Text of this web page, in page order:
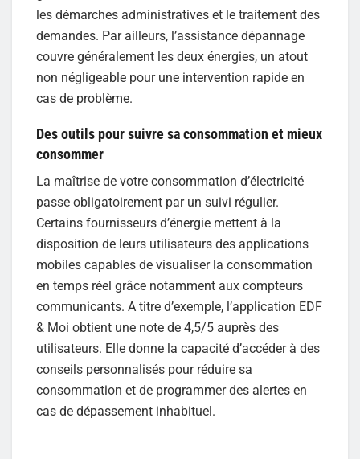
les démarches administratives et le traitement des
demandes. Par ailleurs, l’assistance dépannage
couvre généralement les deux énergies, un atout
non négligeable pour une intervention rapide en
cas de problème.
Des outils pour suivre sa consommation et mieux
consommer
La maîtrise de votre consommation d’électricité
passe obligatoirement par un suivi régulier.
Certains fournisseurs d’énergie mettent à la
disposition de leurs utilisateurs des applications
mobiles capables de visualiser la consommation
en temps réel grâce notamment aux compteurs
communicants. A titre d’exemple, l’application EDF
& Moi obtient une note de 4,5/5 auprès des
utilisateurs. Elle donne la capacité d’accéder à des
conseils personnalisés pour réduire sa
consommation et de programmer des alertes en
cas de dépassement inhabituel.